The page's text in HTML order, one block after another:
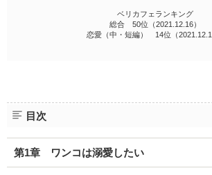
ベリカフェランキング
総合 50位（2021.12.16）
恋愛（中・短編） 14位（
目次
第1章 ワンコは溺愛したい